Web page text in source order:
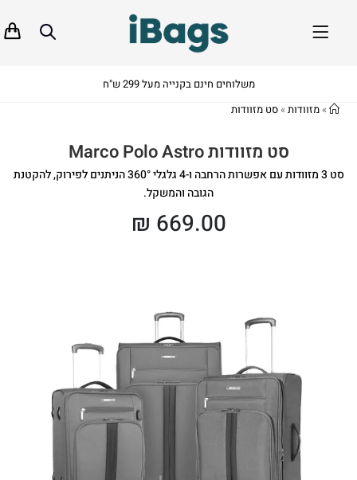
משלוחים חינם בקנייה מעל 299 ש"ח
»מזוודות»סט מזוודות
סט מזוודות Marco Polo Astro
סט 3 מזוודות עם אפשרות הרחבה ו-4 גלגלי 360° הניתנים לפירוק, להקטנת
הגובה והמשקל.
₪ 669.00